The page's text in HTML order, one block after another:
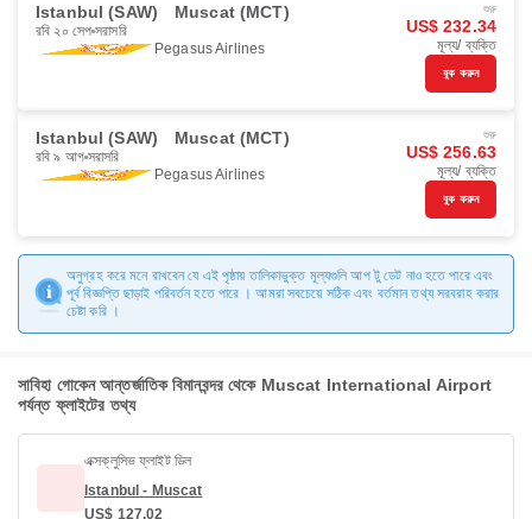
Istanbul (SAW) Muscat (MCT)
রবি ২০ সেপ সরাসরি
Pegasus Airlines
শুরু
US$ 232.34
মূল্য/ ব্যক্তি
বুক করুন
Istanbul (SAW) Muscat (MCT)
রবি ৯ আগ সরাসরি
Pegasus Airlines
শুরু
US$ 256.63
মূল্য/ ব্যক্তি
বুক করুন
অনুগ্রহ করে মনে রাখবেন যে এই পৃষ্ঠায় তালিকাভুক্ত মূল্যগুলি আপ টু ডেট নাও হতে পারে এবং
পূর্ব বিজ্ঞপ্তি ছাড়াই পরিবর্তন হতে পারে । আমরা সবচেয়ে সঠিক এবং বর্তমান তথ্য সরবরাহ করার
চেষ্টা করি ।
সাবিহা গোকেন আন্তর্জাতিক বিমানবন্দর থেকে Muscat International Airport
পর্যন্ত ফ্লাইটের তথ্য
এক্সক্লুসিভ ফ্লাইট ডিল
Istanbul - Muscat
US$ 127.02